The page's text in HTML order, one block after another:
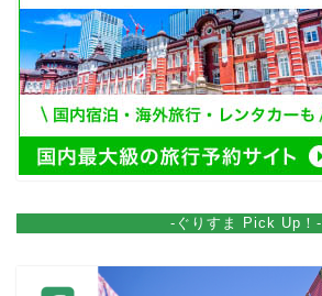
-ぐりすま Pick Up！-